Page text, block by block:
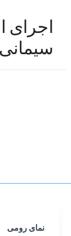
اجرای
سیمانی
نمای رومی